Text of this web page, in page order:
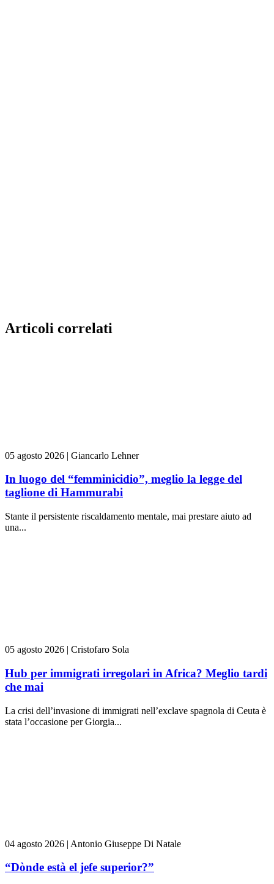
Articoli correlati
05 agosto 2026 | Giancarlo Lehner
In luogo del “femminicidio”, meglio la legge del
taglione di Hammurabi
Stante il persistente riscaldamento mentale, mai prestare aiuto ad
una...
05 agosto 2026 | Cristofaro Sola
Hub per immigrati irregolari in Africa? Meglio tardi
che mai
La crisi dell’invasione di immigrati nell’exclave spagnola di Ceuta è
stata l’occasione per Giorgia...
04 agosto 2026 | Antonio Giuseppe Di Natale
“Dònde està el jefe superior?”